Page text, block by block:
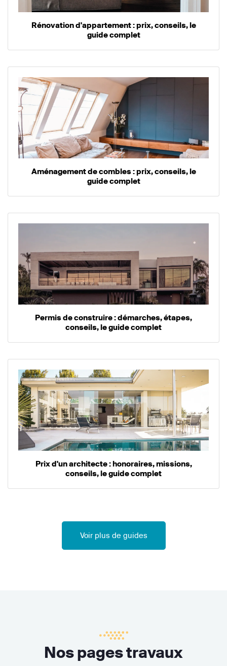
Rénovation d'appartement : prix, conseils, le
guide complet
Aménagement de combles : prix, conseils, le
guide complet
Permis de construire : démarches, étapes,
conseils, le guide complet
Prix d'un architecte : honoraires, missions,
conseils, le guide complet
Voir plus de guides
Nos pages travaux